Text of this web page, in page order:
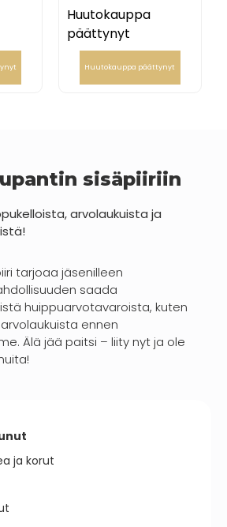
Huutokauppa
päättynyt
Huutokauppa päättynyt
sisäpiiriin
arvolaukuista ja
tarjoaa jäsenilleen
saada
huippuarvotavaroista, kuten
ennen
Älä jää paitsi – liity nyt ja ole
ja korut